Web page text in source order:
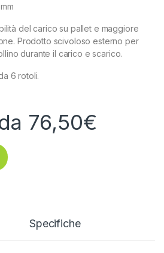
del carico su pallet e maggiore
Prodotto scivoloso esterno per
durante il carico e scarico.
6 rotoli.
76,50€
Specifiche